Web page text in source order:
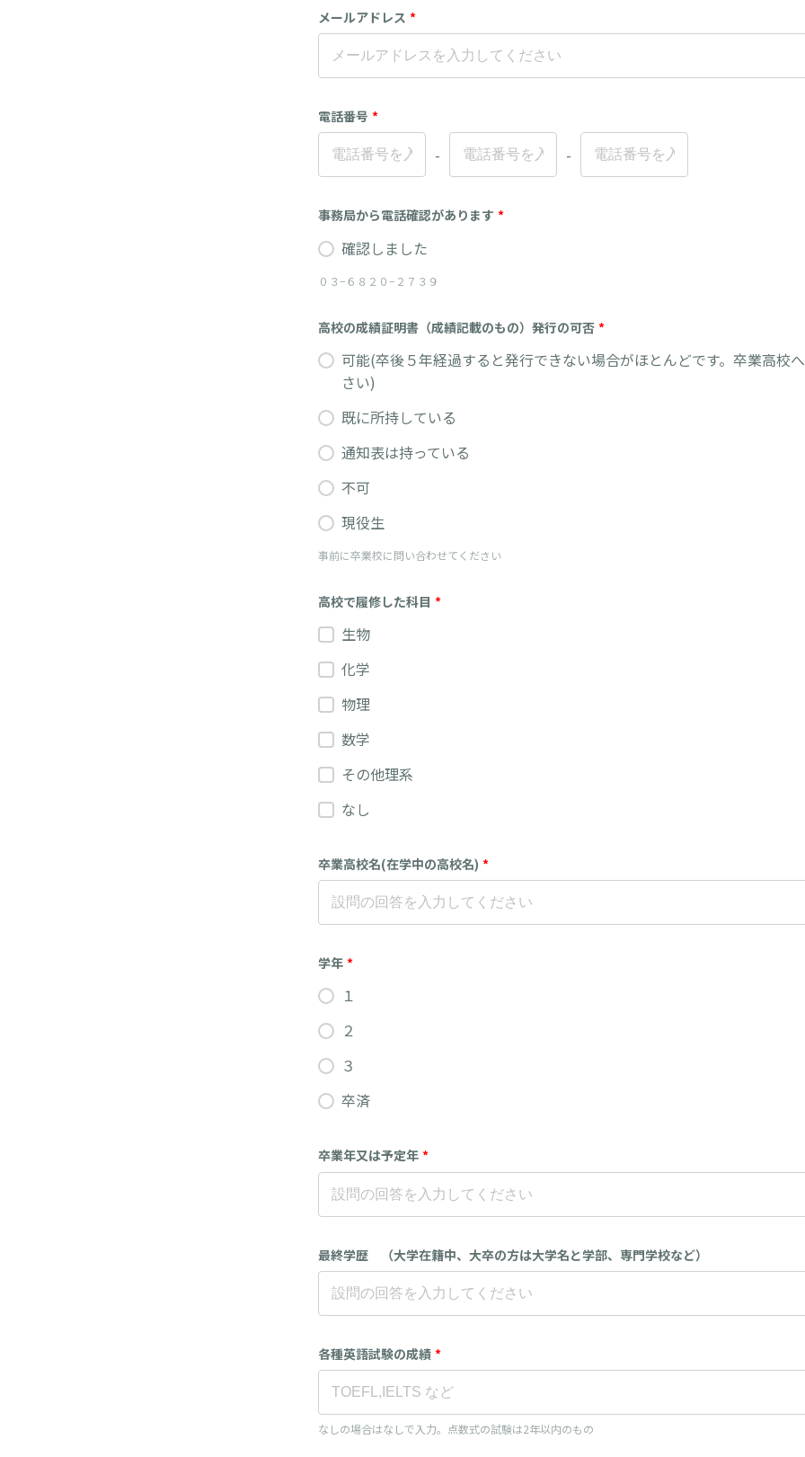
メールアドレス *
電話番号 *
- -
事務局から電話確認があります *
確認しました
０３−６８２０−２７３９
高校の成績証明書（成績記載のもの）発行の可否 *
可能(卒後５年経過すると発行できない場合がほとんどです。卒業高校
さい)
既に所持している
通知表は持っている
不可
現役生
事前に卒業校に問い合わせてください
高校で履修した科目 *
生物
化学
物理
数学
その他理系
なし
卒業高校名(在学中の高校名) *
学年 *
１
２
３
卒済
卒業年又は予定年 *
最終学歴 （大学在籍中、大卒の方は大学名と学部、専門学校など）
各種英語試験の成績 *
なしの場合はなしで入力。点数式の試験は2年以内のもの